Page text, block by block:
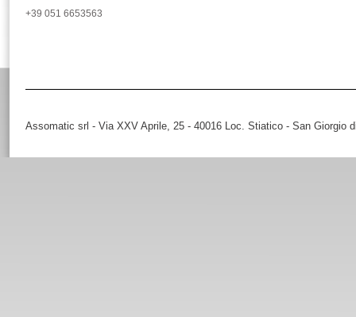
+39 051 6653563
Assomatic srl - Via XXV Aprile, 25 - 40016 Loc. Stiatico - San Giorgio